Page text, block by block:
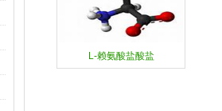
L-赖氨酸盐酸盐